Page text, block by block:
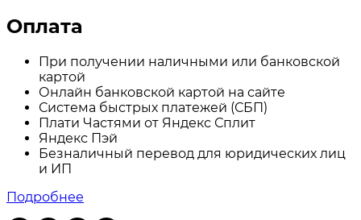
Оплата
При получении наличными или банковской
картой
Онлайн банковской картой на сайте
Система быстрых платежей (СБП)
Плати Частями от Яндекс Сплит
Яндекс Пэй
Безналичный перевод для юридических лиц
и ИП
Подробнее